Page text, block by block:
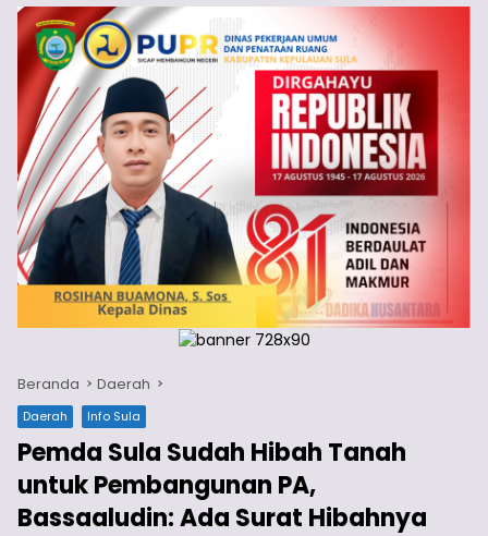
Beranda Daerah
Daerah Info Sula
Pemda Sula Sudah Hibah Tanah
untuk Pembangunan PA,
Bassaaludin: Ada Surat Hibahnya